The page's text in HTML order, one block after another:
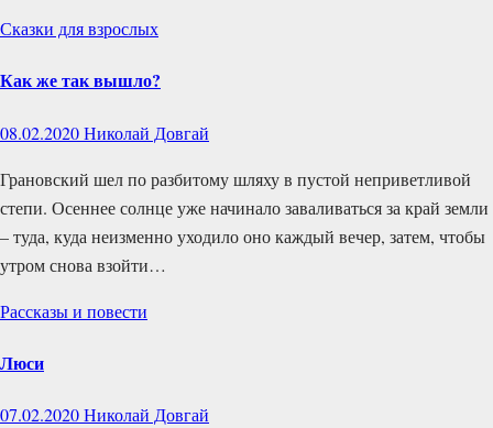
Сказки для взрослых
Как же так вышло?
08.02.2020Николай Довгай
Грановский шел по разбитому шляху в пустой неприветливой
степи. Осеннее солнце уже начинало заваливаться за край земли
– туда, куда неизменно уходило оно каждый вечер, затем, чтобы
утром снова взойти…
Рассказы и повести
Люси
07.02.2020Николай Довгай